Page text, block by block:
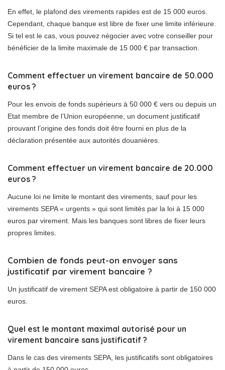
En effet, le plafond des virements rapides est de 15 000 euros.
Cependant, chaque banque est libre de fixer une limite inférieure.
Si tel est le cas, vous pouvez négocier avec votre conseiller pour
bénéficier de la limite maximale de 15 000 € par transaction.
Comment effectuer un virement bancaire de 50.000
euros ?
Pour les envois de fonds supérieurs à 50 000 € vers ou depuis un
Etat membre de l’Union européenne, un document justificatif
prouvant l’origine des fonds doit être fourni en plus de la
déclaration présentée aux autorités douanières.
Comment effectuer un virement bancaire de 20.000
euros ?
Aucune loi ne limite le montant des virements, sauf pour les
virements SEPA « urgents » qui sont limités par la loi à 15 000
euros par virement. Mais les banques sont libres de fixer leurs
propres limites.
Combien de fonds peut-on envoyer sans
justificatif par virement bancaire ?
Un justificatif de virement SEPA est obligatoire à partir de 150 000
euros.
Quel est le montant maximal autorisé pour un
virement bancaire sans justificatif ?
Dans le cas des virements SEPA, les justificatifs sont obligatoires